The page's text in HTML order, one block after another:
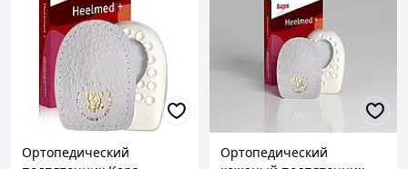
Ортопедический
Ортопедический